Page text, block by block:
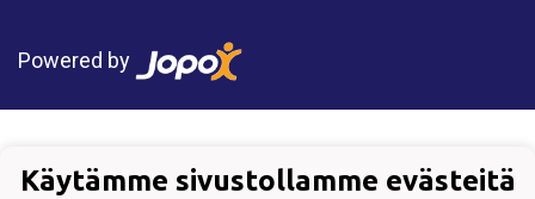
Powered by
Käytämme sivustollamme evästeitä